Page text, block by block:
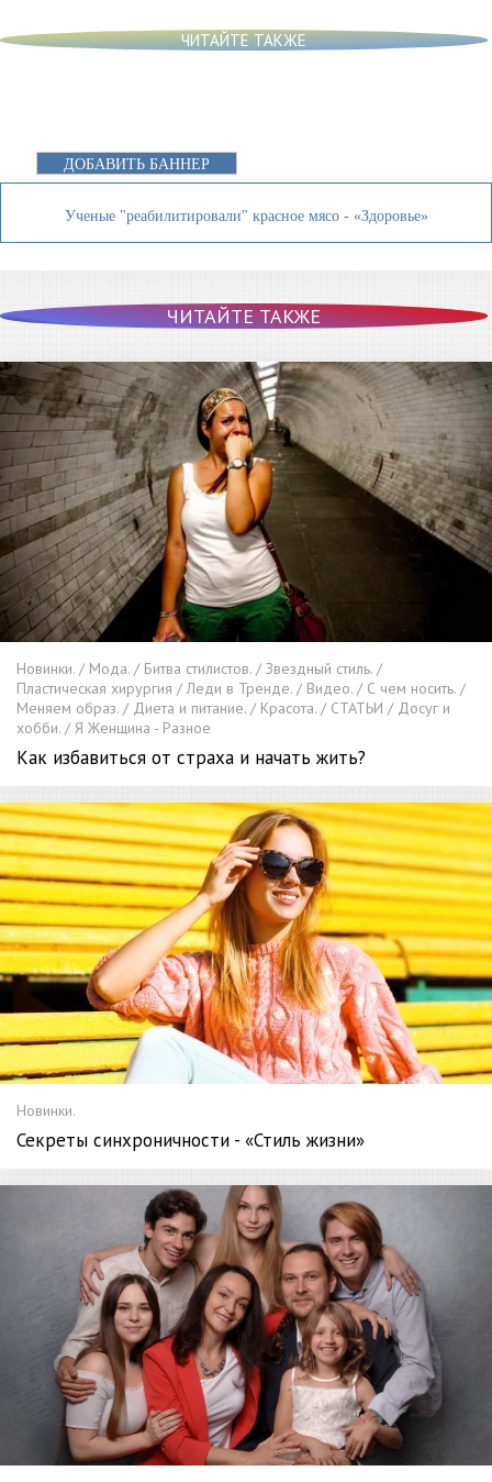
ЧИТАЙТЕ ТАКЖЕ
ДОБАВИТЬ БАННЕР
Ученые "реабилитировали" красное мясо - «Здоровье»
ЧИТАЙТЕ ТАКЖЕ
Новинки. / Мода. / Битва стилистов. / Звездный стиль. /
Пластическая хирургия / Леди в Тренде. / Видео. / С чем носить. /
Меняем образ. / Диета и питание. / Красота. / СТАТЬИ / Досуг и
хобби. / Я Женщина - Разное
Как избавиться от страха и начать жить?
Новинки.
Секреты синхроничности - «Стиль жизни»